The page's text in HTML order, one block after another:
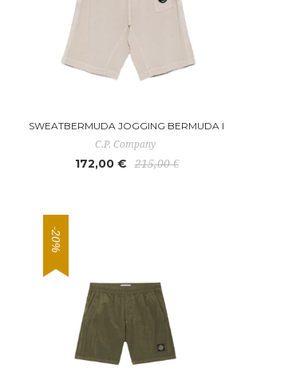
SWEATBERMUDA JOGGING BERMUDA I
C.P. Company
172,00 € 215,00 €
-20%